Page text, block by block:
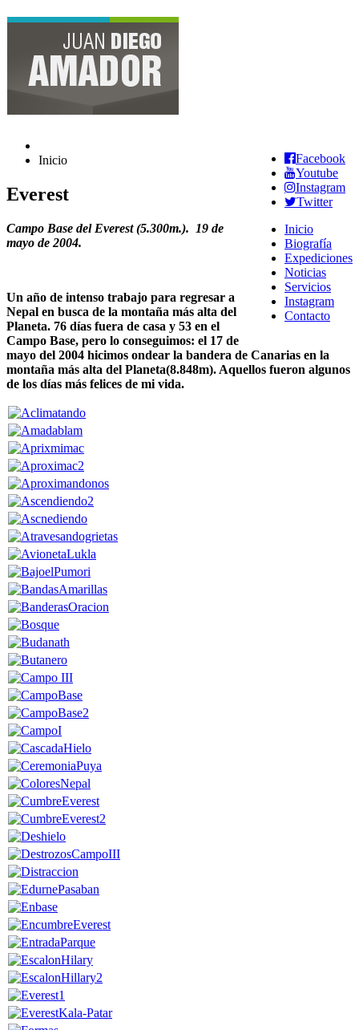
Facebook
Youtube
Instagram
Twitter
Inicio
Biografía
Expediciones
Noticias
Servicios
Instagram
Contacto
Inicio
Everest
Campo Base del Everest (5.300m.). 19 de
mayo de 2004.
Un año de intenso trabajo para regresar a
Nepal en busca de la montaña más alta del
Planeta. 76 días fuera de casa y 53 en el
Campo Base, pero lo conseguimos: el 17 de
mayo del 2004 hicimos ondear la bandera de Canarias en la
montaña más alta del Planeta(8.848m). Aquellos fueron algunos
de los días más felices de mi vida.